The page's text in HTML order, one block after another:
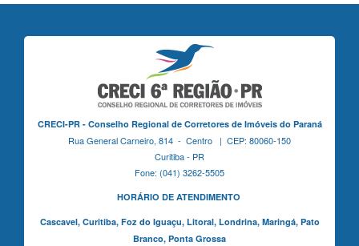
CRECI-PR - Conselho Regional de Corretores de Imóveis do Paraná
Rua General Carneiro, 814 - Centro | CEP: 80060-150
Curitiba - PR
Fone: (041) 3262-5505
HORÁRIO DE ATENDIMENTO
Cascavel, Curitiba,Foz do Iguaçu, Litoral, Londrina, Maringá, Pato
Branco, Ponta Grossa